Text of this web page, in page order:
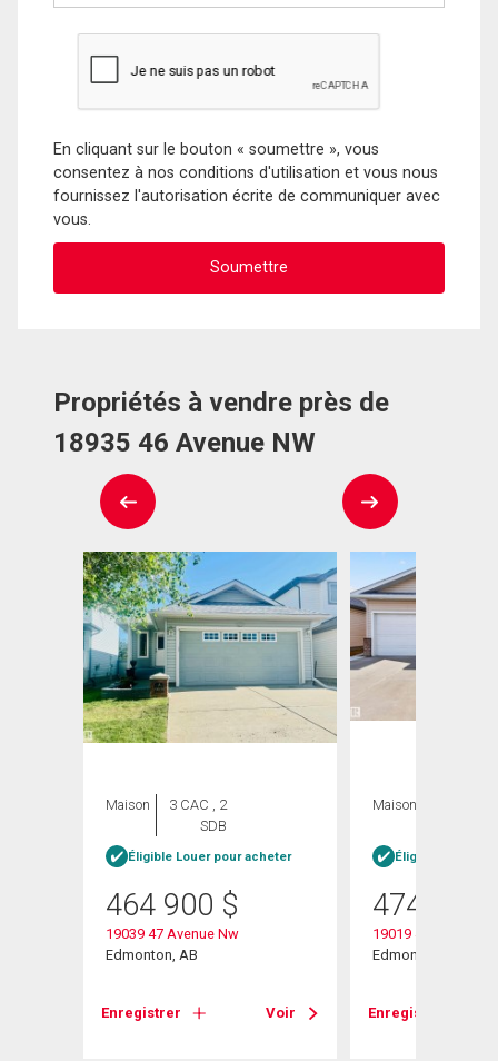
En cliquant sur le bouton « soumettre », vous
consentez à nos conditions d'utilisation et vous nous
fournissez l'autorisation écrite de communiquer avec
vous.
Propriétés à vendre près de
18935 46 Avenue NW
Maison
3 CAC , 2
SDB
Éligible Louer pour acheter
464 900 $
19039 47 Avenue Nw
Edmonton, AB
Enregistrer Voir
Maison
Éligible Louer
474 900
19019 49 Avenue
Edmonton, AB
Enregistrer